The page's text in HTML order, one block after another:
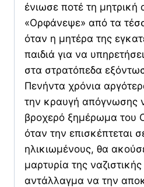
ένιωσε ποτέ τη μητρική
«Ορφάνεψε» από τα
όταν η μητέρα της
παιδιά για να
στα στρατόπεδα
Πενήντα χρόνια
την κραυγή απόγνωσης
βροχερό ξημέρωμα του
όταν την επισκέπτεται
ηλικιωμένους, θα
μαρτυρία της
αντάλλαγμα να την